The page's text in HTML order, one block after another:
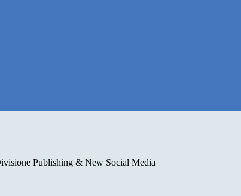
Publishing & New Social Media